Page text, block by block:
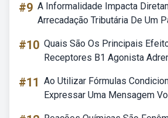
#9 A Informalidade Impacta
Arrecadação Tributária De Um
#10 Quais São Os Principais
Receptores B1 Agonista
#11 Ao Utilizar Fórmulas
Expressar Uma Mensagem